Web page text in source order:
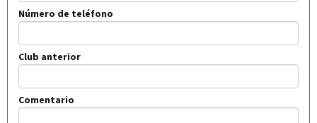
Número de teléfono
Club anterior
Comentario